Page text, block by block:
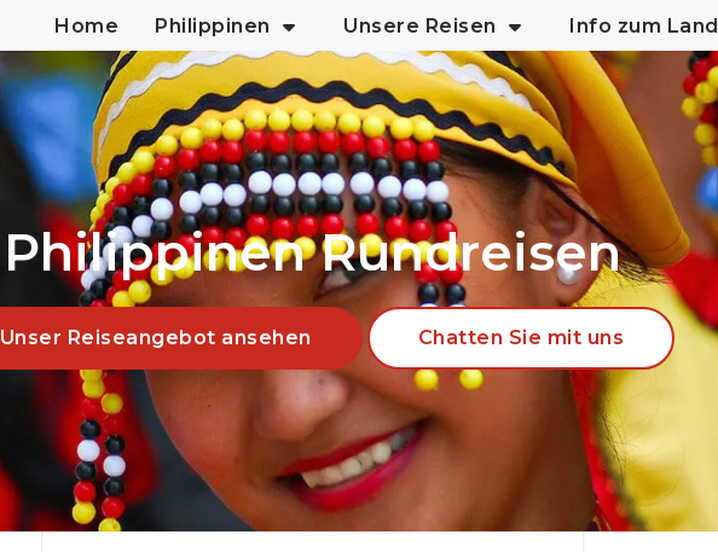
Home Philippinen Unsere Reisen Info zum Land
Philippinen Rundreisen
Unser Reiseangebot ansehen Chatten Sie mit uns